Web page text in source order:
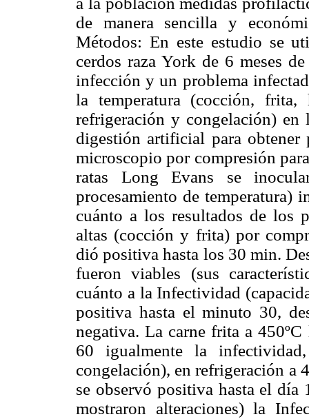
de manera sencilla y
Métodos: En este estudio se
cerdos raza York de 6 meses
infección y un problema
la temperatura (cocción,
refrigeración y congelación)
digestión artificial para
microscopio por compresión
ratas Long Evans se
procesamiento de temperatura)
cuánto a los resultados de los
altas (cocción y frita) por
dió positiva hasta los 30 min.
fueron viables (sus
cuánto a la Infectividad
positiva hasta el minuto 30,
negativa. La carne frita a
60 igualmente la
congelación), en refrigeración a
se observó positiva hasta el día
mostraron alteraciones) la